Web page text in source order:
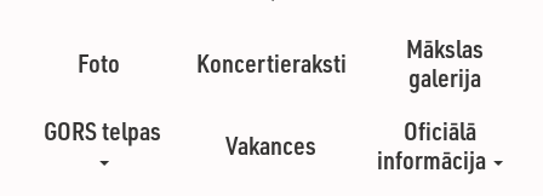
Foto Koncertieraksti
Mākslas
galerija
GORS telpas
Vakances
Oficiālā
informācija